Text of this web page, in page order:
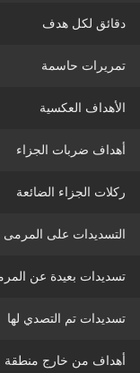
دقائق لكل هدف
تمريرات حاسمة
الأهداف العكسية
أهداف ضربات الجزاء
ركلات الجزاء الضائعة
التسديدات على المرمى
تسديدات بعيدة عن
تسديدات تم التصدي لها
أهداف من خارج منطقة